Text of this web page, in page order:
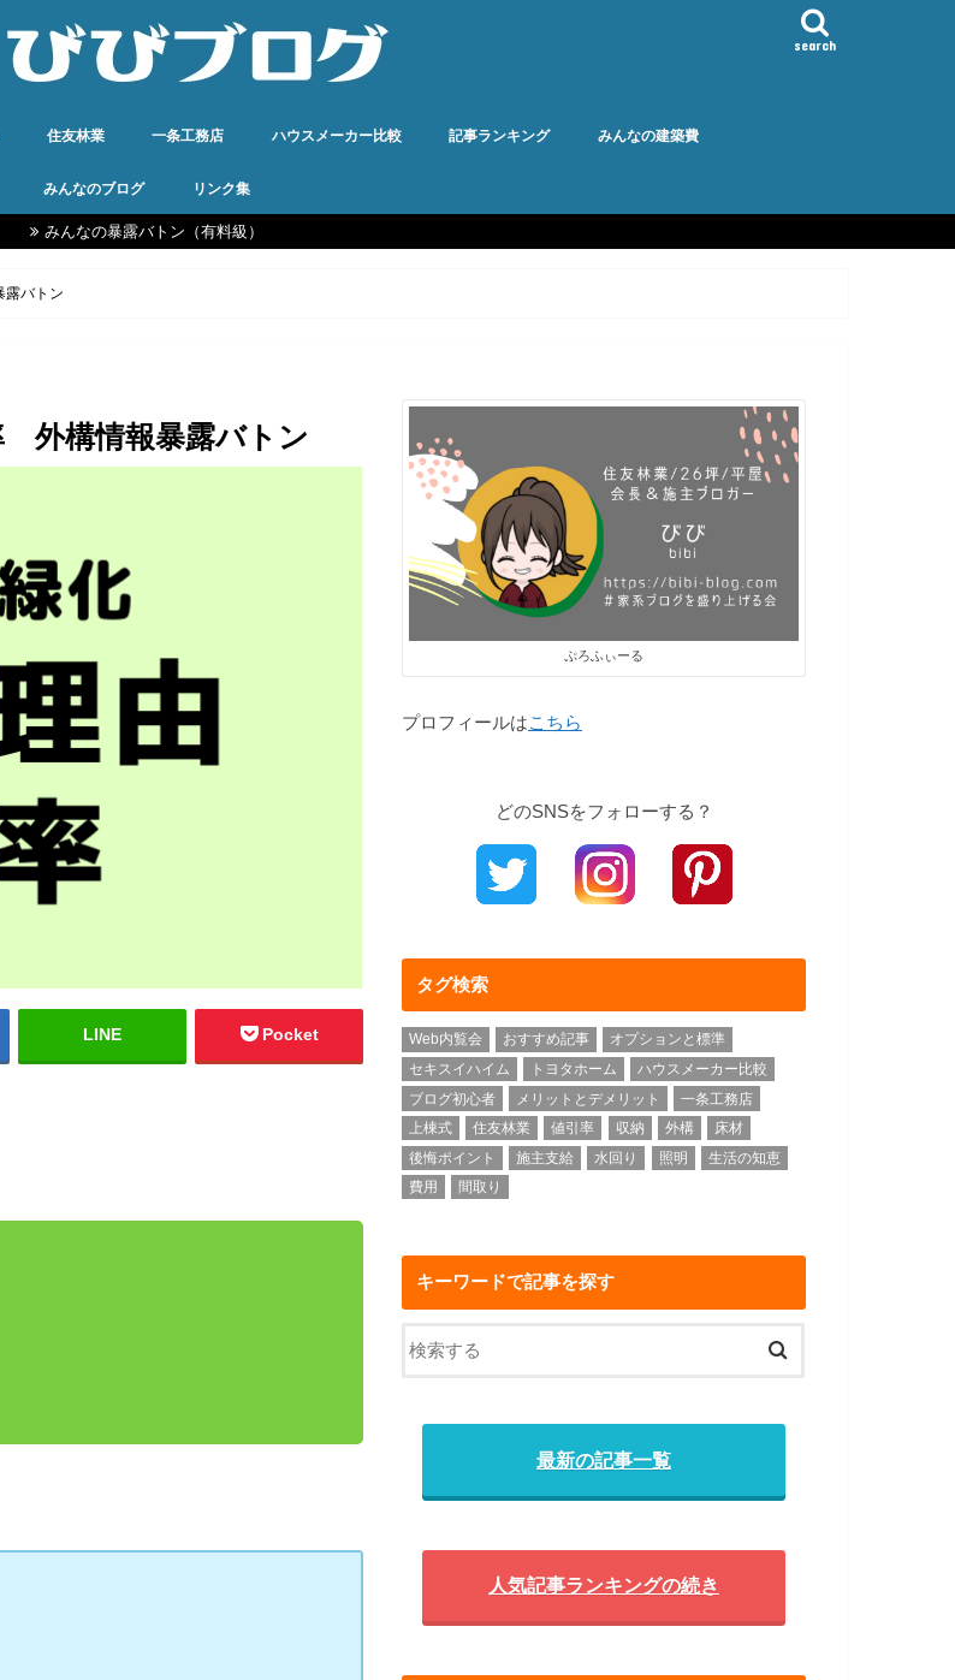
search
住友林業 一条工務店 ハウスメーカー比較 記事ランキング みんなの建築費
みんなのブログ リンク集
みんなの暴露バトン（有料級）
露バトン
外構情報暴露バトン
LINE Pocket
ぷろふぃーる
プロフィールはこちら
どのSNSをフォローする？
タグ検索
Web内覧会 おすすめ記事
オプションと標準
セキスイハイム
トヨタホーム
ハウスメーカー比較
ブログ初心者
メリットとデメリット
一条工務店
上棟式
住友林業 値引率 収納 外構
床材
後悔ポイント
施主支給 水回り 照明
生活の知恵
費用
間取り
キーワードで記事を探す
最新の記事一覧
人気記事ランキングの続き